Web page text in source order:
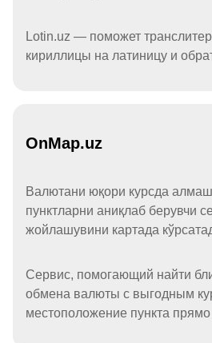
Lotin.uz — поможет
кириллицы на латиницу и
OnMap.uz
Валютани юқори курсда
пунктларни аниқлаб берувчи
жойлашувини картада
Сервис, помогающий найти
обмена валюты с выгодным
местоположение пункта прямо